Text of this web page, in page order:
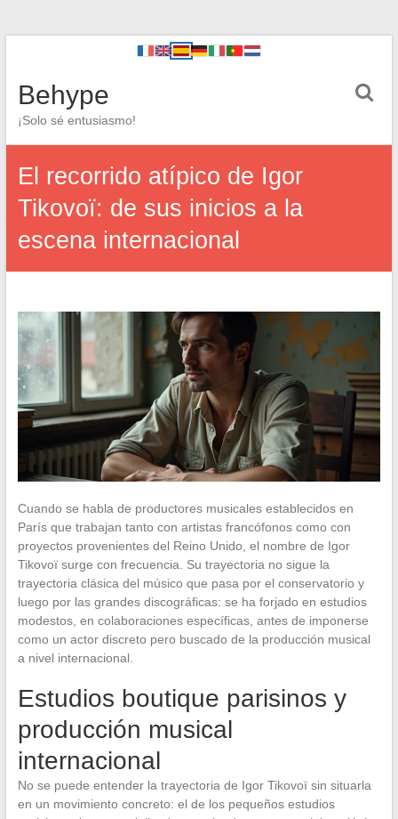
Behype
¡Solo sé entusiasmo!
El recorrido atípico de Igor
Tikovoï: de sus inicios a la
escena internacional
Cuando se habla de productores musicales establecidos en
París que trabajan tanto con artistas francófonos como con
proyectos provenientes del Reino Unido, el nombre de Igor
Tikovoï surge con frecuencia. Su trayectoria no sigue la
trayectoria clásica del músico que pasa por el conservatorio y
luego por las grandes discográficas: se ha forjado en estudios
modestos, en colaboraciones específicas, antes de imponerse
como un actor discreto pero buscado de la producción musical
a nivel internacional.
Estudios boutique parisinos y
producción musical
internacional
No se puede entender la trayectoria de Igor Tikovoï sin situarla
en un movimiento concreto: el de los pequeños estudios